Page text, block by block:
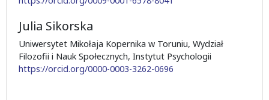
Julia Sikorska
Uniwersytet Mikołaja Kopernika w Toruniu, Wydział
Filozofii i Nauk Społecznych, Instytut Psychologii
https://orcid.org/0000-0003-3262-0696